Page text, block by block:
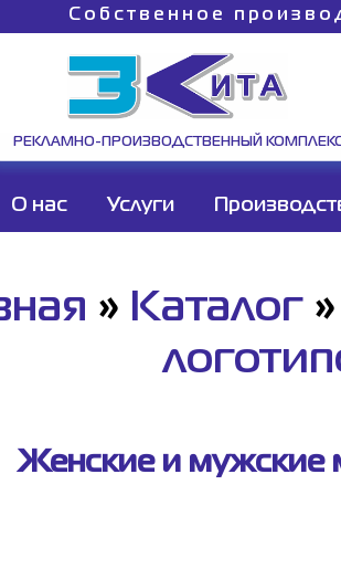
Собственное
РЕКЛАМНО-ПРОИЗВОДСТВЕННЫЙ
О нас Услуги
» Каталог
Женские и мужские